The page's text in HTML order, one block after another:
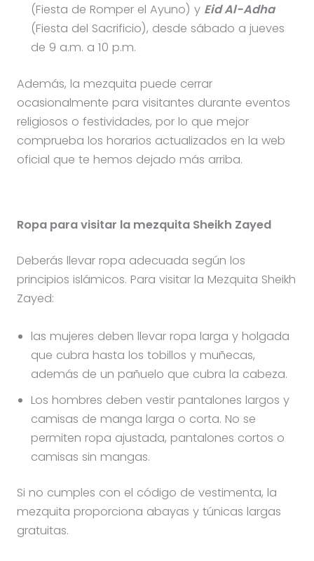
(Fiesta de Romper el Ayuno) y Eid Al-Adha
(Fiesta del Sacrificio), desde sábado a jueves
de 9 a.m. a 10 p.m.
Además, la mezquita puede cerrar
ocasionalmente para visitantes durante eventos
religiosos o festividades, por lo que mejor
comprueba los horarios actualizados en la web
oficial que te hemos dejado más arriba.
Ropa para visitar la mezquita Sheikh Zayed
Deberás llevar ropa adecuada según los
principios islámicos. Para visitar la Mezquita Sheikh
Zayed:
las mujeres deben llevar ropa larga y holgada
que cubra hasta los tobillos y muñecas,
además de un pañuelo que cubra la cabeza.
Los hombres deben vestir pantalones largos y
camisas de manga larga o corta. No se
permiten ropa ajustada, pantalones cortos o
camisas sin mangas.
Si no cumples con el código de vestimenta, la
mezquita proporciona abayas y túnicas largas
gratuitas.